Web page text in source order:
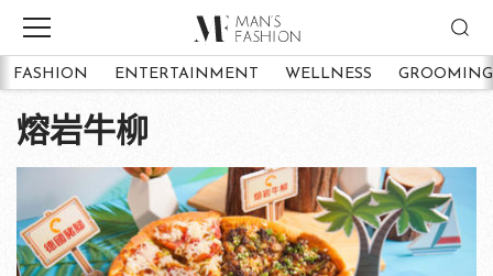
FASHION ENTERTAINMENT WELLNESS GROOMING
熔岩牛柳